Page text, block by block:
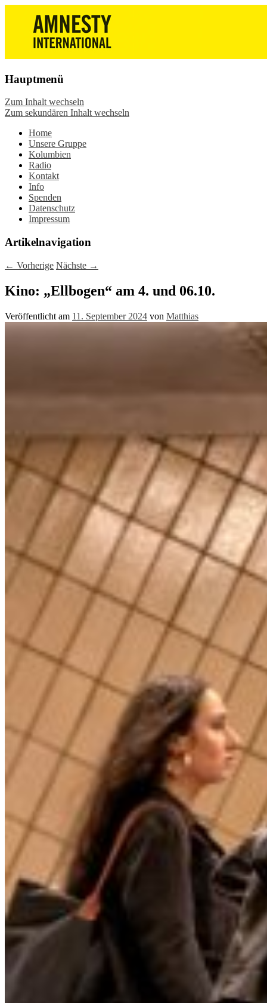
Amnesty International
Wiesbaden – Infos, Adresse,
Gruppentreffen
Die Wiesbadener Amnesty-Gruppen
stellen sich vor, bieten interessante
Veranstaltungen und Aktionen zum
Mitmachen – online oder in der Gruppe.
Sei dabei.
Hauptmenü
Zum Inhalt wechseln
Zum sekundären Inhalt wechseln
Home
Unsere Gruppe
Kolumbien
Radio
Kontakt
Info
Spenden
Datenschutz
Impressum
Artikelnavigation
← Vorherige Nächste →
Kino: „Ellbogen“ am 4. und 06.10.
Veröffentlicht am 11. September 2024 von Matthias